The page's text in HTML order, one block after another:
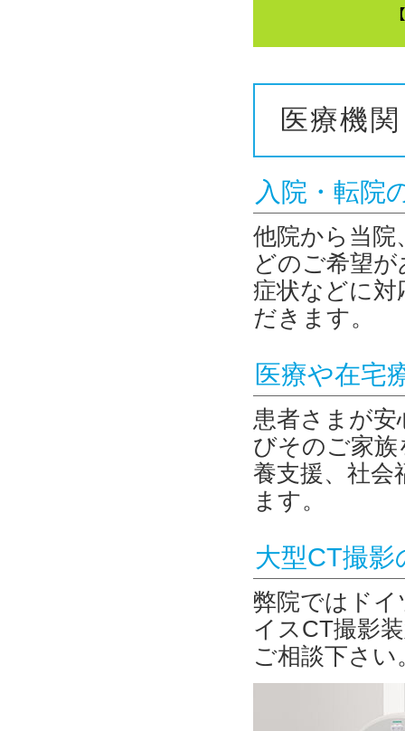
医療機
入院・転院
他院から当院
どのご希望
症状などに
だきます。
医療や在宅
患者さまが
びそのご家
養支援、社
ます。
大型CT撮影
弊院ではドイ
イスCT撮影
ご相談下さい